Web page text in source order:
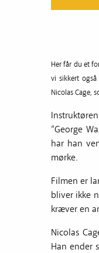
Her får du et
vi sikkert
Nicolas Cage,
“George
har han
mørke.
Filmen er
bliver ikke
kræver en
Nicolas
Han ender